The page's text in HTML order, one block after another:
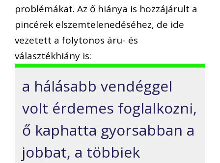
problémákat. Az ő hiánya is hozzájárult a
pincérek elszemtelenedéséhez, de ide
vezetett a folytonos áru- és
választékhiány is:
a hálásabb vendéggel
volt érdemes foglalkozni,
ő kaphatta gyorsabban a
jobbat, a többiek